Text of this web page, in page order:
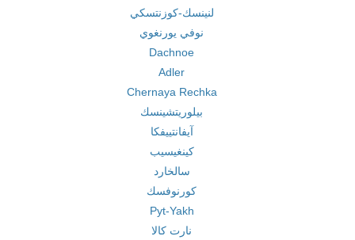
لنينسك-كوزنتسكي
نوفي يورنغوي
Dachnoe
Adler
Chernaya Rechka
بيلوريتشينسك
آيفانتييفكا
كينغيسيب
سالخارد
كورنوفسك
Pyt-Yakh
نارت كالا